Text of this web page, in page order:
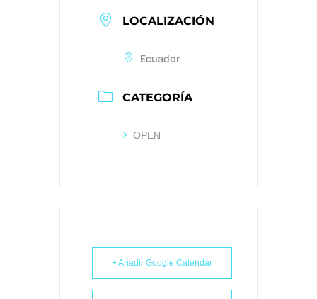
LOCALIZACIÓN
Ecuador
CATEGORÍA
OPEN
+ Añadir Google Calendar